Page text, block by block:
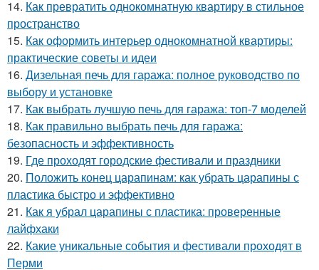
14. Как превратить однокомнатную квартиру в стильное
пространство
15. Как оформить интерьер однокомнатной квартиры:
практические советы и идеи
16. Дизельная печь для гаража: полное руководство по
выбору и установке
17. Как выбрать лучшую печь для гаража: топ-7 моделей
18. Как правильно выбрать печь для гаража:
безопасность и эффективность
19. Где проходят городские фестивали и праздники
20. Положить конец царапинам: как убрать царапины с
пластика быстро и эффективно
21. Как я убрал царапины с пластика: проверенные
лайфхаки
22. Какие уникальные события и фестивали проходят в
Перми